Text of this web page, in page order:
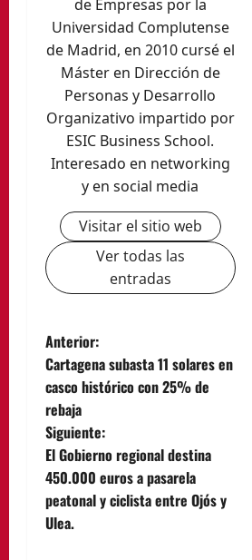
de Empresas por la
Universidad Complutense
de Madrid, en 2010 cursé el
Máster en Dirección de
Personas y Desarrollo
Organizativo impartido por
ESIC Business School.
Interesado en networking
y en social media
Visitar el sitio web
Ver todas las
entradas
N
a
v
e
g
a
Anterior:
Cartagena subasta 11 solares en
casco histórico con 25% de
rebaja
Siguiente:
El Gobierno regional destina
450.000 euros a pasarela
peatonal y ciclista entre Ojós y
Ulea.